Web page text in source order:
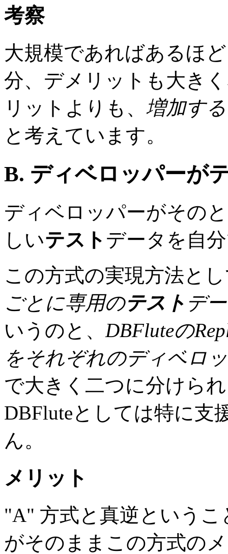
考察
大規模であればあるほ
分、デメリットも大き
リットよりも、 増加す
と考えています。
B. ディベロッパーが
ディベロッパーがその
しいテスト データを自
この方式の実現方法と
ごとに専用のテスト デ
いうのと、 DBFluteの
をそれぞれのディベロ
で大きく二つに分けら
DBFluteとしては特に支
ん。
メリット
"A" 方式と真逆という
がそのままこの方式の